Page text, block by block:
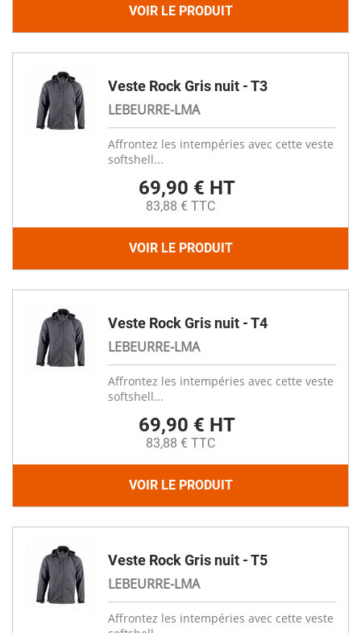
VOIR LE PRODUIT
Veste Rock Gris nuit - T3
LEBEURRE-LMA
Affrontez les intempéries avec cette veste
softshell...
69,90 € HT
83,88 € TTC
VOIR LE PRODUIT
Veste Rock Gris nuit - T4
LEBEURRE-LMA
Affrontez les intempéries avec cette veste
softshell...
69,90 € HT
83,88 € TTC
VOIR LE PRODUIT
Veste Rock Gris nuit - T5
LEBEURRE-LMA
Affrontez les intempéries avec cette veste